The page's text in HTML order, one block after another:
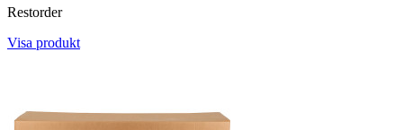
Restorder
Visa produkt